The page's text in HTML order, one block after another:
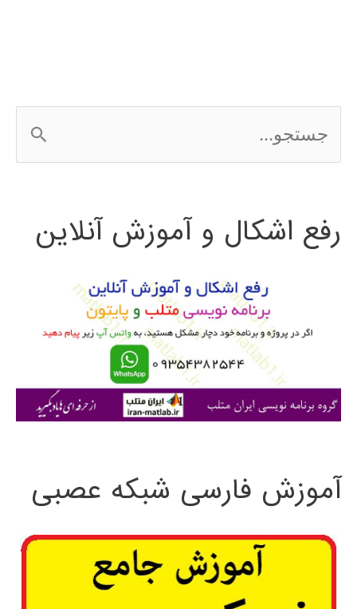
س
ج
ی
رفع اشکال و آموزش آنلاین
آموزش فارسی شبکه عصبی